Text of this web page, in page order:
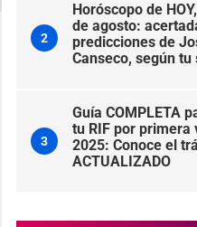
2
Horóscopo de
de agosto:
predicciones de
Canseco, según tu
3
Guía COMPLETA
tu RIF por primera
2025: Conoce el
ACTUALIZADO